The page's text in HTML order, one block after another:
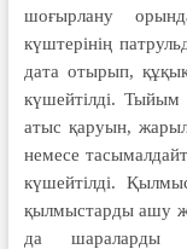
шоғырлану
күштерінің
дата отырып,
күшейтілді. Тыйым
атыс қаруын,
немесе
күшейтілді.
қылмыстарды ашу
да шараларды